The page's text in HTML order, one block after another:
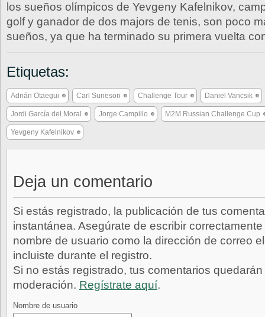
los sueños olímpicos de Yevgeny Kafelnikov,
golf y ganador de dos majors de tenis, son poco
sueños, ya que ha terminado su primera vuelta
Etiquetas:
Adrián Otaegui Carl Suneson Challenge Tour Daniel Vancsik
Jordi García del Moral Jorge Campillo M2M Russian Challenge Cup
Yevgeny Kafelnikov
Deja un comentario
Si estás registrado, la publicación de tus
instantánea. Asegúrate de escribir
nombre de usuario como la dirección de correo
incluiste durante el registro.
Si no estás registrado, tus comentarios
moderación. Regístrate aquí.
Nombre de usuario